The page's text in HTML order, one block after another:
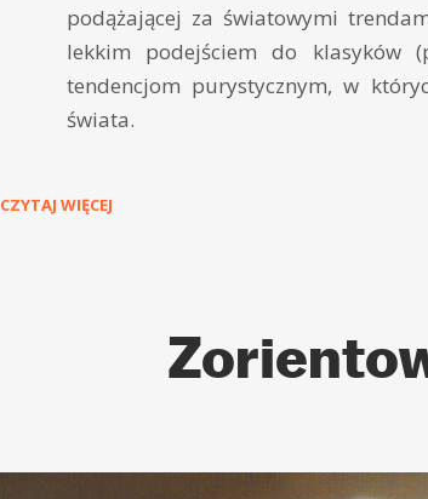
podążającej za światowymi
lekkim podejściem do klasyków
tendencjom purystycznym, w
świata.
CZYTAJ WIĘCEJ